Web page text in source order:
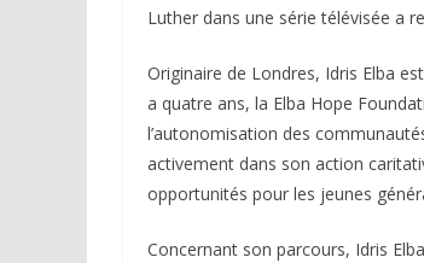
Luther dans une série télévisée a
Originaire de Londres, Idris Elba
a quatre ans, la Elba Hope
l’autonomisation des
activement dans son action
opportunités pour les jeunes
Concernant son parcours, Idris